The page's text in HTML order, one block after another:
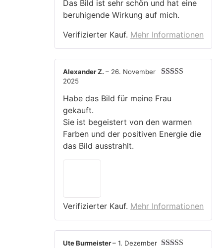
5 von 5
Das Bild ist sehr schön und hat eine
beruhigende Wirkung auf mich.
Verifizierter Kauf. Mehr Informationen
Alexander Z. – 26. November
2025
Habe das Bild für meine Frau
gekauft.
Sie ist begeistert von den warmen
Farben und der positiven Energie die
das Bild ausstrahlt.
Verifizierter Kauf. Mehr Informationen
Ute Burmeister– 1. Dezember